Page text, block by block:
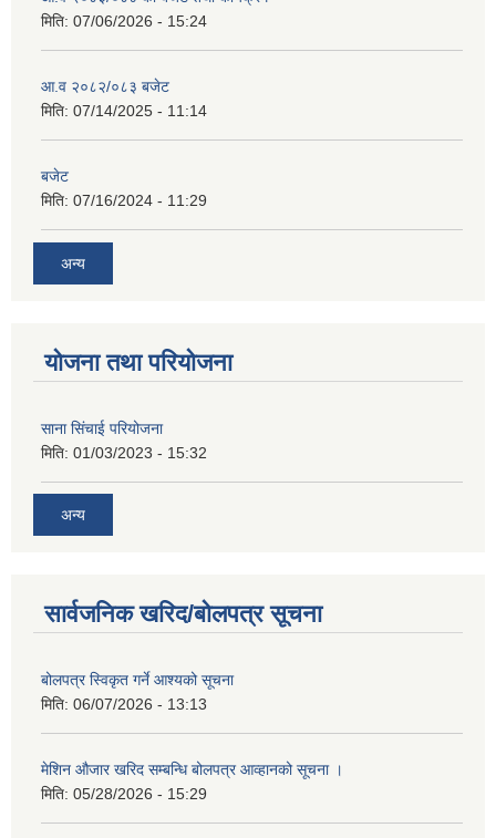
मिति: 07/06/2026 - 15:24
आ.व २०८२/०८३ बजेट
मिति: 07/14/2025 - 11:14
बजेट
मिति: 07/16/2024 - 11:29
अन्य
योजना तथा परियोजना
साना सिंचाई परियोजना
मिति: 01/03/2023 - 15:32
अन्य
सार्वजनिक खरिद/बोलपत्र सूचना
बोलपत्र स्विकृत गर्ने आश्यको सूचना
मिति: 06/07/2026 - 13:13
मेशिन औजार खरिद सम्बन्धि बोलपत्र आव्हानको सूचना ।
मिति: 05/28/2026 - 15:29